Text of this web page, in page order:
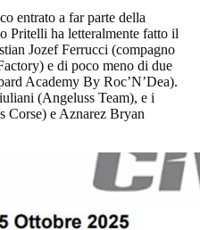
entrato a far parte della
Pritelli ha letteralmente fatto il
Jozef Ferrucci (compagno
e di poco meno di due
Academy By Roc’N’Dea).
(Angeluss Team), e i
Corse) e Aznarez Bryan